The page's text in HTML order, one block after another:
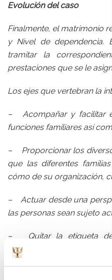
Evolución del caso
Finalmente, el matrimonio
y Nivel de dependencia.
tramitar la
prestaciones que se le
Los ejes que vertebran la
– Acompañar y facilitar
funciones familiares así
– Proporcionar los
que las diferentes
cómo de su organización,
– Actuar desde una
las personas sean sujeto
– Quitar la etiqueta de
ofreciendo una mirada